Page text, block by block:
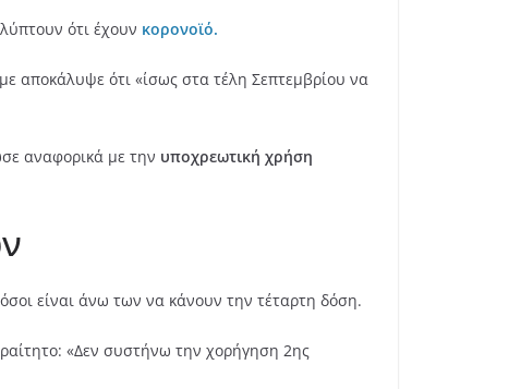
ότι έχουν κορονοϊό.
αποκάλυψε ότι «ίσως στα τέλη Σεπτεμβρίου να
αναφορικά με την υποχρεωτική χρήση
είναι άνω των να κάνουν την τέταρτη δόση.
«Δεν συστήνω την χορήγηση 2ης